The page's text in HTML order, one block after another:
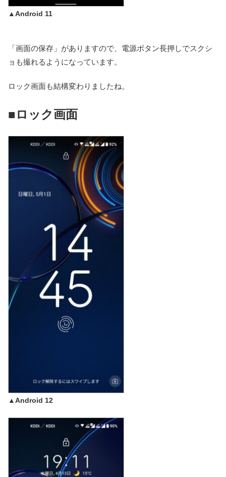
▲Android 11
「画面の保存」がありますので、電源ボタン長押しでスクシ
ョも撮れるようになっています。
ロック画面も結構変わりましたね。
■ロック画面
▲Android 12